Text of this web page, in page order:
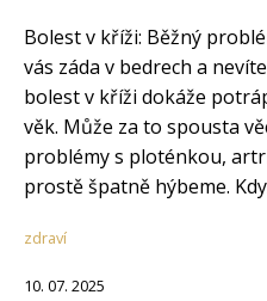
Bolest v kříži: Běžný
vás záda v bedrech a
bolest v kříži dokáže
věk. Může za to spousta
problémy s ploténkou,
prostě špatně hýbeme.
zdraví
10. 07. 2025